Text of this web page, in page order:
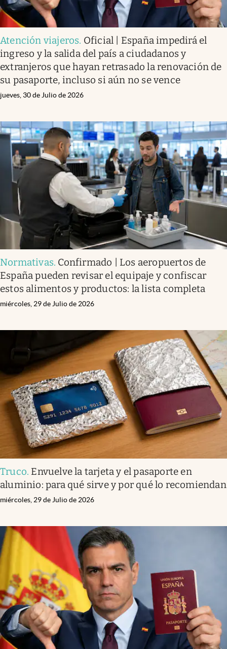
Atención viajeros. Oficial | España impedirá el
ingreso y la salida del país a ciudadanos y
extranjeros que hayan retrasado la renovación de
su pasaporte, incluso si aún no se vence
jueves, 30 de Julio de 2026
Normativas. Confirmado | Los aeropuertos de
España pueden revisar el equipaje y confiscar
estos alimentos y productos: la lista completa
miércoles, 29 de Julio de 2026
Truco. Envuelve la tarjeta y el pasaporte en
aluminio: para qué sirve y por qué lo recomiendan
miércoles, 29 de Julio de 2026